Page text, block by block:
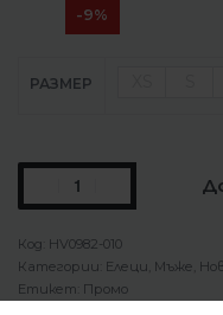
-9%
РАЗМЕР
HV0982-010
Категории: Елеци Мъже
Етикет: Промо